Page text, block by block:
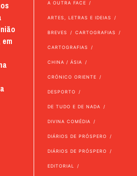
A OUTRA FACE
ARTES, LETRAS E IDEIAS
BREVES CARTOGRAFIAS
CARTOGRAFIAS
CHINA / ÁSIA
CRÓNICO ORIENTE
DESPORTO
DE TUDO E DE NADA
DIVINA COMÉDIA
DIÁRIOS DE PRÓSPERO
DIÁRIOS DE PRÓSPERO
EDITORIAL